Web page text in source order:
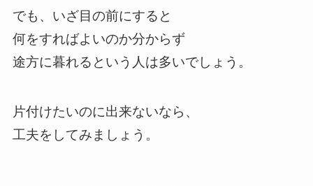
でも、いざ目の前にすると
何をすればよいのか分からず
途方に暮れるという人は多いでしょう。
片付けたいのに出来ないなら、
工夫をしてみましょう。